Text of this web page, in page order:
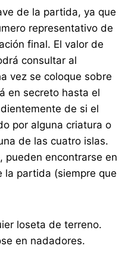
de la partida, ya que
representativo de
final. El valor de
consultar al
vez se coloque sobre
en secreto hasta el
de si el
por alguna criatura o
de las cuatro islas.
pueden encontrarse en
partida (siempre que
loseta de terreno.
en nadadores.